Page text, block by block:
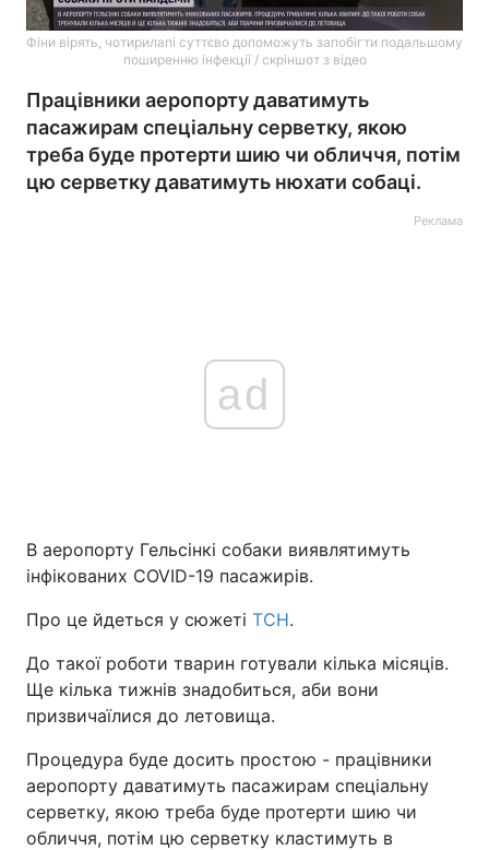
Фіни вірять, чотирилапі суттєво допоможуть запобігти подальшому
поширенню інфекції / скріншот з відео
Працівники аеропорту даватимуть
пасажирам спеціальну серветку, якою
треба буде протерти шию чи обличчя, потім
цю серветку даватимуть нюхати собаці.
Реклама
ad
В аеропорту Гельсінкі собаки виявлятимуть
інфікованих COVID-19 пасажирів.
Про це йдеться у сюжеті ТСН.
До такої роботи тварин готували кілька місяців.
Ще кілька тижнів знадобиться, аби вони
призвичаїлися до летовища.
Процедура буде досить простою - працівники
аеропорту даватимуть пасажирам спеціальну
серветку, якою треба буде протерти шию чи
обличчя, потім цю серветку кластимуть в